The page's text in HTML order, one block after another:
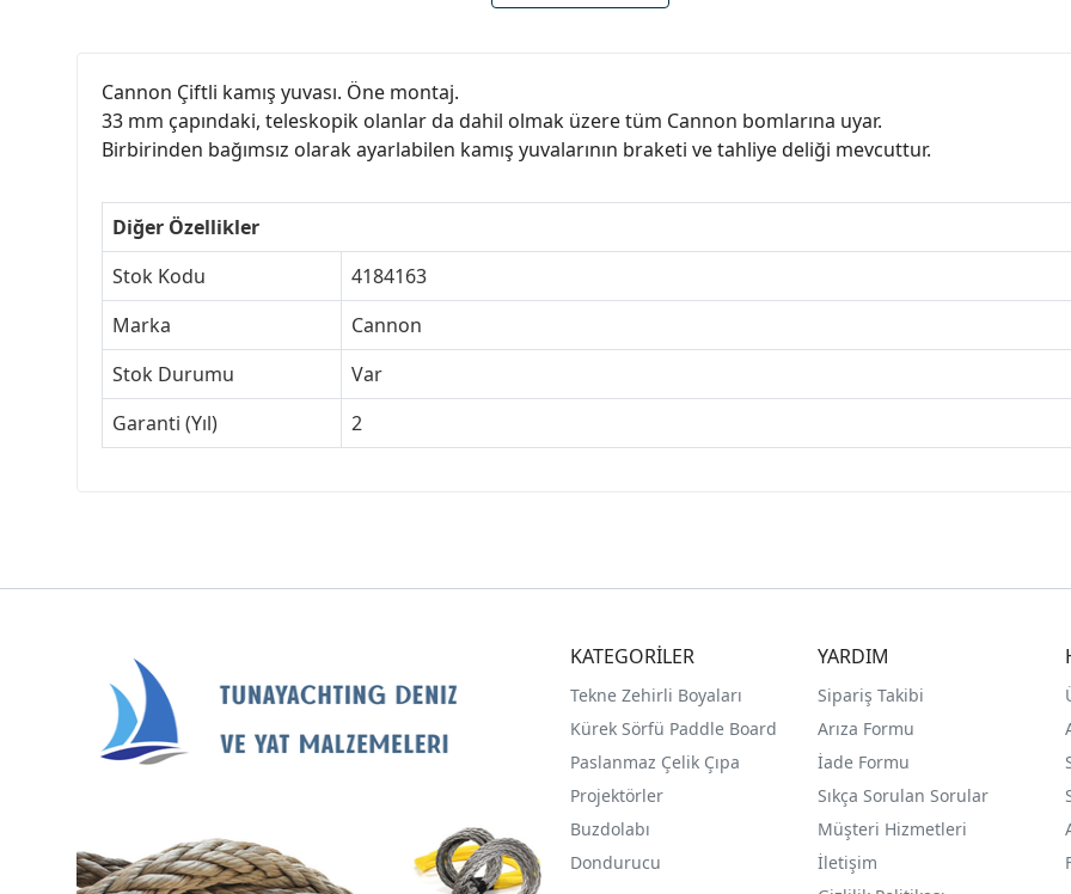
Cannon Çiftli kamış yuvası. Öne montaj.
33 mm çapındaki, teleskopik olanlar da dahil olmak üzere tüm Cannon bomlarına uyar.
Birbirinden bağımsız olarak ayarlabilen kamış yuvalarının braketi ve tahliye deliği mevcuttur.
Diğer Özellikler
Stok Kodu
4184163
Marka
Cannon
Stok Durumu
Var
Garanti (Yıl)
2
KATEGORİLER
Tekne Zehirli Boyaları
Kürek Sörfü Paddle Board
Paslanmaz Çelik Çıpa
Projektörler
Buzdolabı
Dondurucu
YARDIM
Sipariş Takibi
Arıza Formu
İade Formu
Sıkça Sorulan Sorular
Müşteri Hizmetleri
İletişim